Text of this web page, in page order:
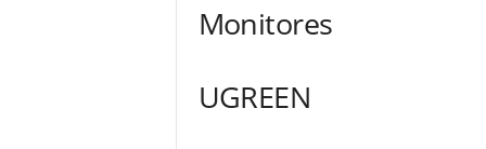
Monitores
UGREEN